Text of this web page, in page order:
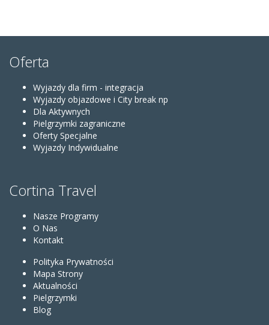
Oferta
Wyjazdy dla firm - integracja
Wyjazdy objazdowe i City break np
Dla Aktywnych
Pielgrzymki zagraniczne
Oferty Specjalne
Wyjazdy Indywidualne
Cortina Travel
Nasze Programy
O Nas
Kontakt
Polityka Prywatności
Mapa Strony
Aktualności
Pielgrzymki
Blog